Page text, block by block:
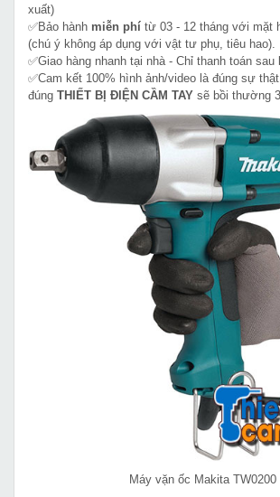
xuất)
✅Bảo hành miễn phí từ 03 - 12 tháng với mặt
(chú ý không áp dụng với vật tư phụ, tiêu hao).
✅Giao hàng nhanh tại nhà - Chỉ thanh toán sau
✅Cam kết 100% hình ảnh/video là đúng sự
đúng THIẾT BỊ ĐIỆN CẦM TAY sẽ bồi thường
Máy vặn ốc Makita TW0200